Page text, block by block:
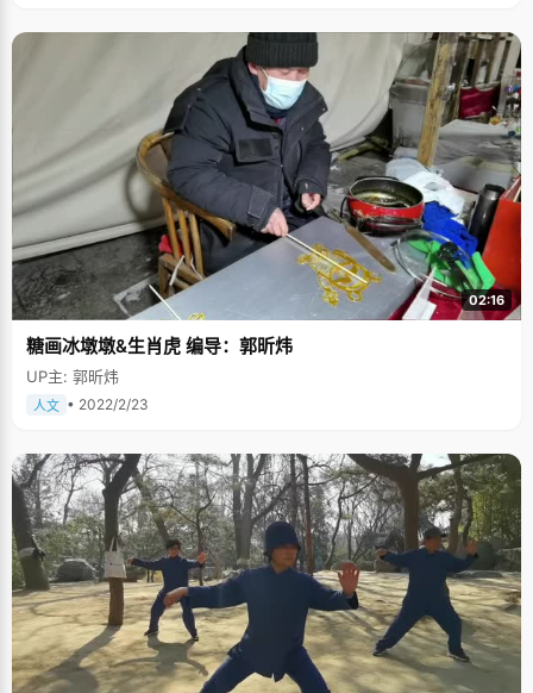
02:16
糖画冰墩墩&生肖虎 编导：郭昕炜
UP主: 郭昕炜
人文 • 2022/2/23